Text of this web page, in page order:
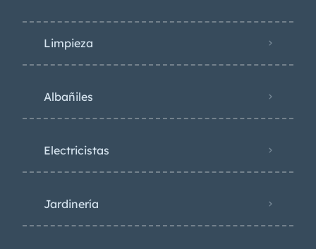
Limpieza
Albañiles
Electricistas
Jardinería